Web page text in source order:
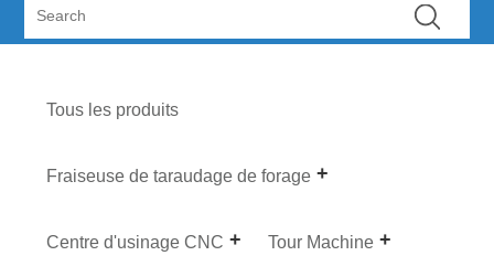
Tous les produits
Fraiseuse de taraudage de forage
Centre d'usinage CNC Tour Machine